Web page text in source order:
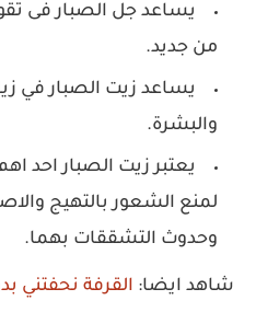
يساعد جل الصبار فى
من جديد.
يساعد زيت الصبار في
والبشرة.
يعتبر زيت الصبار احد
لمنع الشعور بالتهيج
وحدوث التشققات بهما.
شاهد ايضا: القرفة نحفتني